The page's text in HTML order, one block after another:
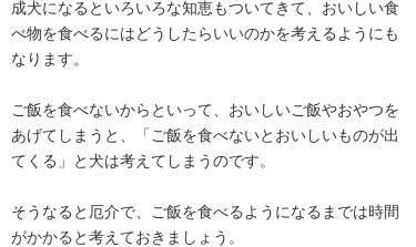
成犬になるといろいろな知恵もついてきて、おいしい食
べ物を食べるにはどうしたらいいのかを考えるようにも
なります。
ご飯を食べないからといって、おいしいご飯やおやつを
あげてしまうと、「ご飯を食べないとおいしいものが出
てくる」と犬は考えてしまうのです。
そうなると厄介で、ご飯を食べるようになるまでは時間
がかかると考えておきましょう。